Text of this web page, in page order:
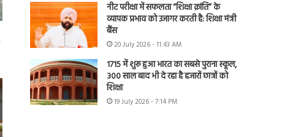
नीट परीक्षा में सफलता “शिक्षा क्रांति” के
व्यापक प्रभाव को उजागर करती है: शिक्षा मंत्री
बैंस
20 July 2026 - 11:43 AM
1715 में शुरू हुआ भारत का सबसे पुराना स्कूल,
300 साल बाद भी दे रहा है हजारों छात्रों को
शिक्षा
19 July 2026 - 7:14 PM